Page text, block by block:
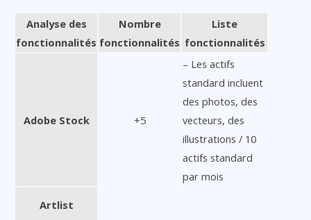
Analyse des
fonctionnalités
Nombre
fonctionnalités
Liste
fonctionnalités
Adobe Stock +5
– Les actifs
standard incluent
des photos, des
vecteurs, des
illustrations / 10
actifs standard
par mois
Artlist